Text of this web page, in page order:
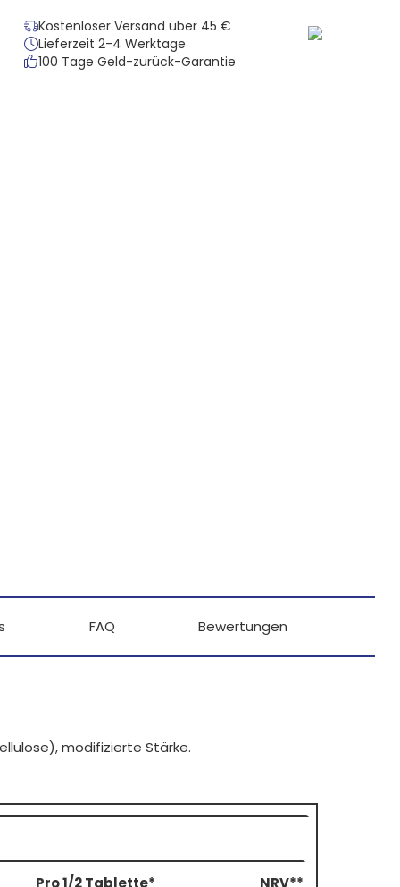
Kostenloser Versand über 45 €
Lieferzeit 2-4 Werktage
100 Tage Geld-zurück-Garantie
FAQ Bewertungen
modifizierte Stärke.
Pro 1/2 Tablette* NRV**